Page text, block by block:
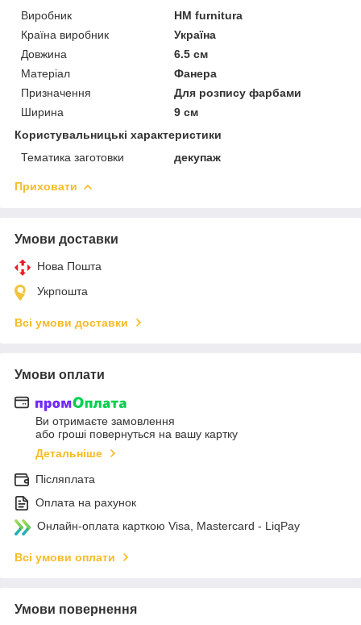
Виробник
HM furnitura
Країна виробник
Україна
Довжина
6.5 см
Матеріал
Фанера
Призначення
Для розпису фарбами
Ширина
9 см
Користувальницькі характеристики
Тематика заготовки
декупаж
Приховати
Умови доставки
Нова Пошта
Укрпошта
Всі умови доставки
Умови оплати
Ви отримаєте замовлення
або гроші повернуться на вашу картку
Детальніше
Післяплата
Оплата на рахунок
Онлайн-оплата карткою Visa, Mastercard - LiqPay
Всі умови оплати
Умови повернення